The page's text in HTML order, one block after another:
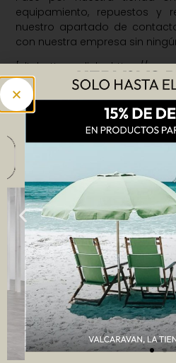
equipamiento, repuestos y
nuestro apartado de
con nuestra empresa sin
[dt_button link=»https://
target_blank=»false»
animation=»fadeIn»
bg_color_style=»default»
text_color_style=»default»
icon_align=»left»]
NOSOTROS[/dt_button]